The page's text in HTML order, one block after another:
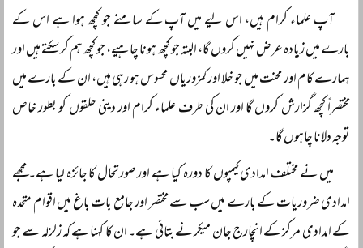
آپ علماء کرام ہیں، اس لیے میں آپ کے سامنے جو کچھ ہوا ہے اس کے
بارے میں زیادہ عرض نہیں کروں گا، البتہ جو کچھ ہونا چاہیے، جو کچھ ہم کر سکتے ہیں اور
ہمارے کام اور محنت میں جو خلا اور کمزوریاں محسوس ہو رہی ہیں، ان کے بارے میں
مختصراً کچھ گزارش کروں گا اور ان کی طرف علماء کرام اور دینی حلقوں کو بطور خاص
توجہ دلانا چاہوں گا۔
میں نے مختلف امدادی کیمپوں کا دورہ کیا ہے اور صورتحال کا جائزہ لیا ہے۔ مجھے
امدادی ضروریات کے بارے میں سب سے مختصر اور جامع بات باغ میں اقوام متحدہ
کے امدادی مرکز کے انچارج جان میکر نے بتائی ہے۔ ان کا کہنا ہے کہ زلزلہ سے جو